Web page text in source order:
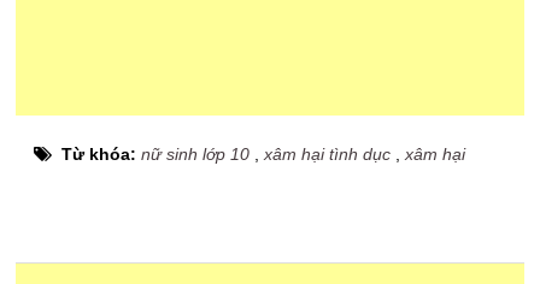
Từ khóa:nữ sinh lớp 10 ,xâm hại tình dục ,xâm hại